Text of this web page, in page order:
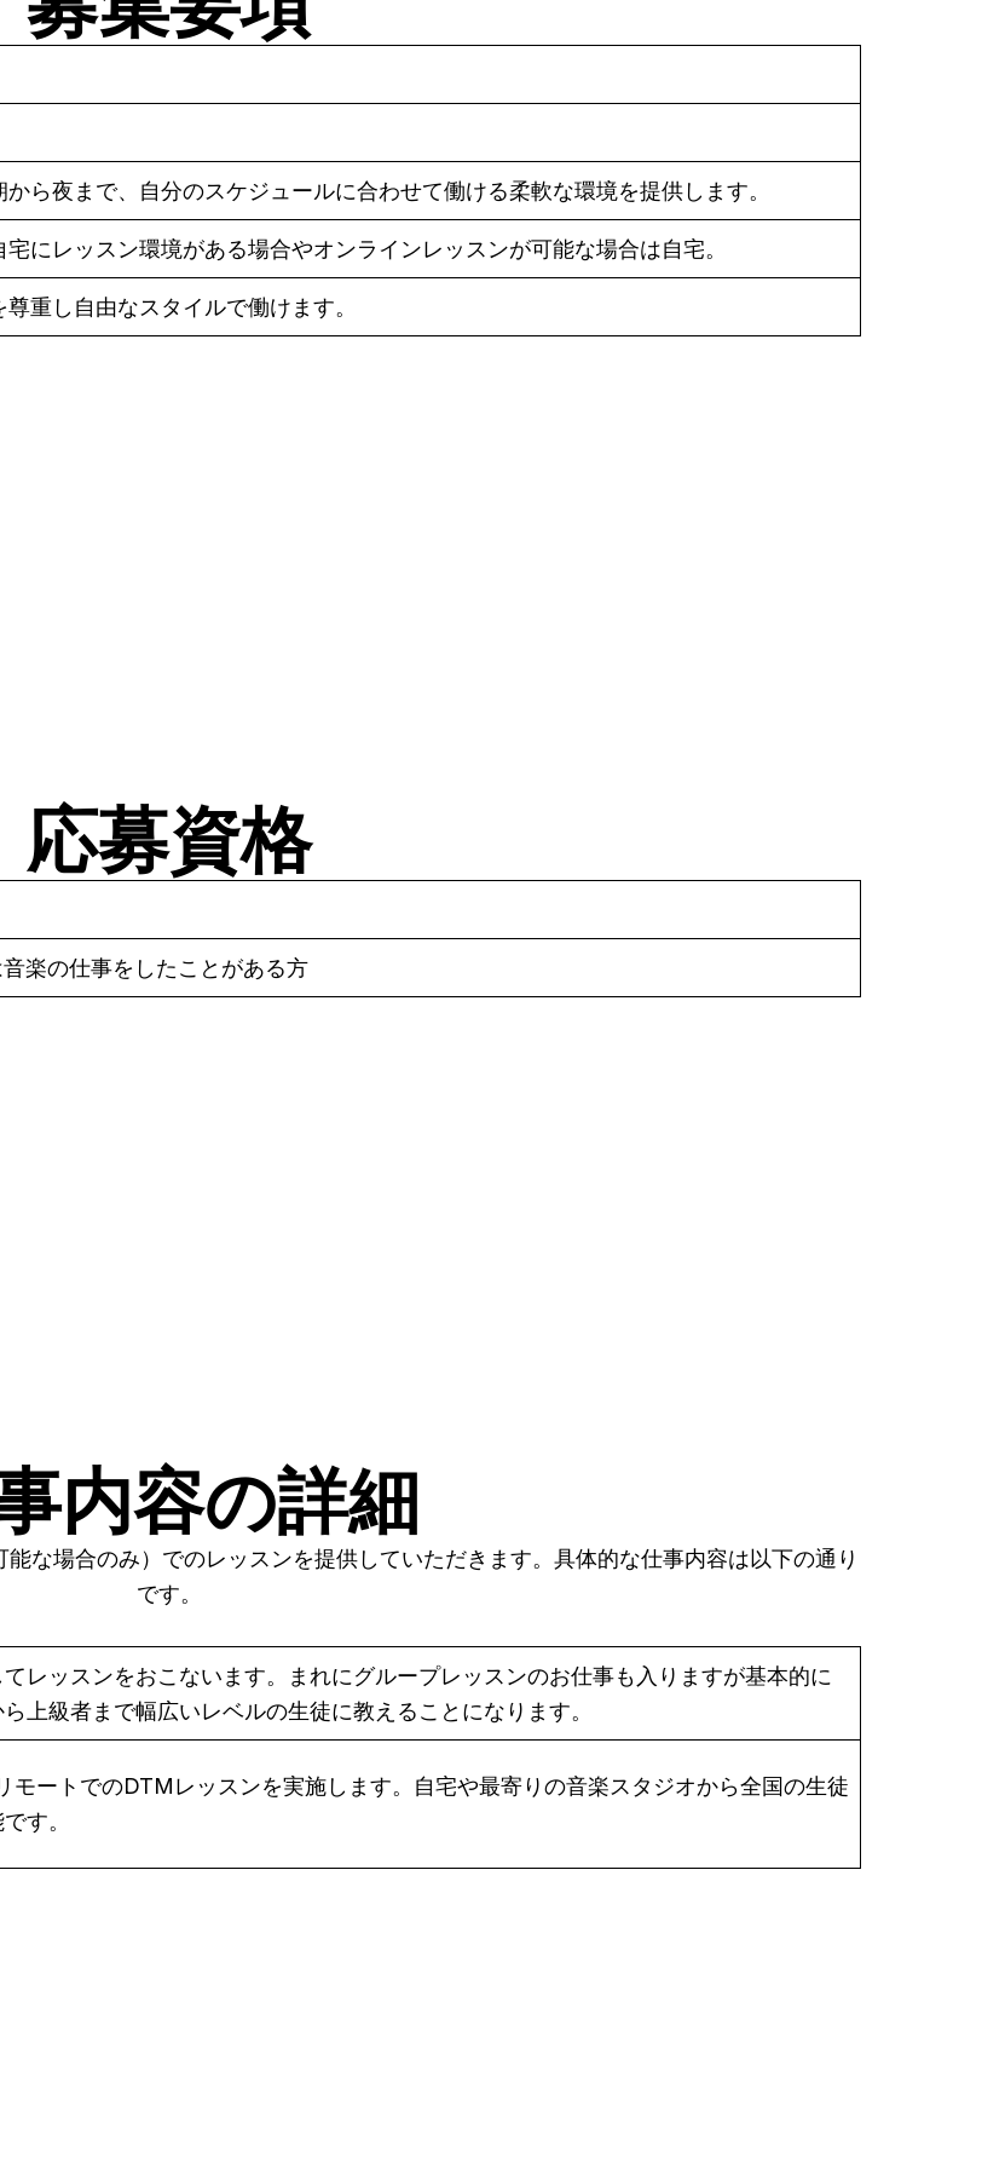
ら夜まで、自分のスケジュールに合わせて働ける柔軟な環境を提供します。
にレッスン環境がある場合やオンラインレッスンが可能な場合は自宅。
重し自由なスタイルで働けます。
応募資格
楽の仕事をしたことがある方
内容の詳細
な場合のみ）でのレッスンを提供していただきます。具体的な仕事内容は以下の通り
です。
レッスンをおこないます。まれにグループレッスンのお仕事も入りますが基本的に
上級者まで幅広いレベルの生徒に教えることになります。
ートでのDTMレッスンを実施します。自宅や最寄りの音楽スタジオから全国の生徒
す。